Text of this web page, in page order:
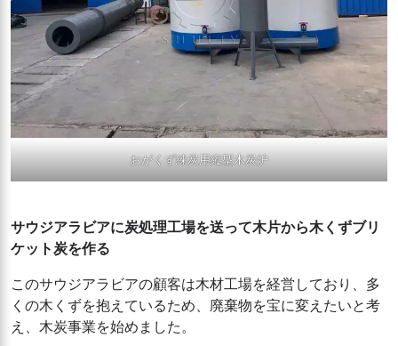
おがくず練炭用縦型木炭炉
サウジアラビアに炭処理工場を送って木片から木くずブリ
ケット炭を作る
このサウジアラビアの顧客は木材工場を経営しており、多
くの木くずを抱えているため、廃棄物を宝に変えたいと考
え、木炭事業を始めました。